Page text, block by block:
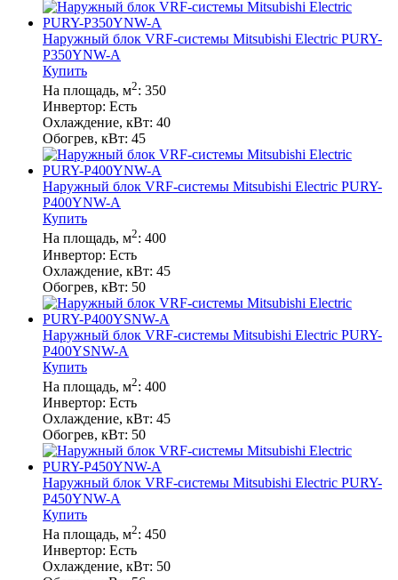
Наружный блок VRF-системы Mitsubishi Electric PURY-
P350YNW-A
Купить
На площадь, м2: 350
Инвертор: Есть
Охлаждение, кВт: 40
Обогрев, кВт: 45
Наружный блок VRF-системы Mitsubishi Electric PURY-
P400YNW-A
Купить
На площадь, м2: 400
Инвертор: Есть
Охлаждение, кВт: 45
Обогрев, кВт: 50
Наружный блок VRF-системы Mitsubishi Electric PURY-
P400YSNW-A
Купить
На площадь, м2: 400
Инвертор: Есть
Охлаждение, кВт: 45
Обогрев, кВт: 50
Наружный блок VRF-системы Mitsubishi Electric PURY-
P450YNW-A
Купить
На площадь, м2: 450
Инвертор: Есть
Охлаждение, кВт: 50